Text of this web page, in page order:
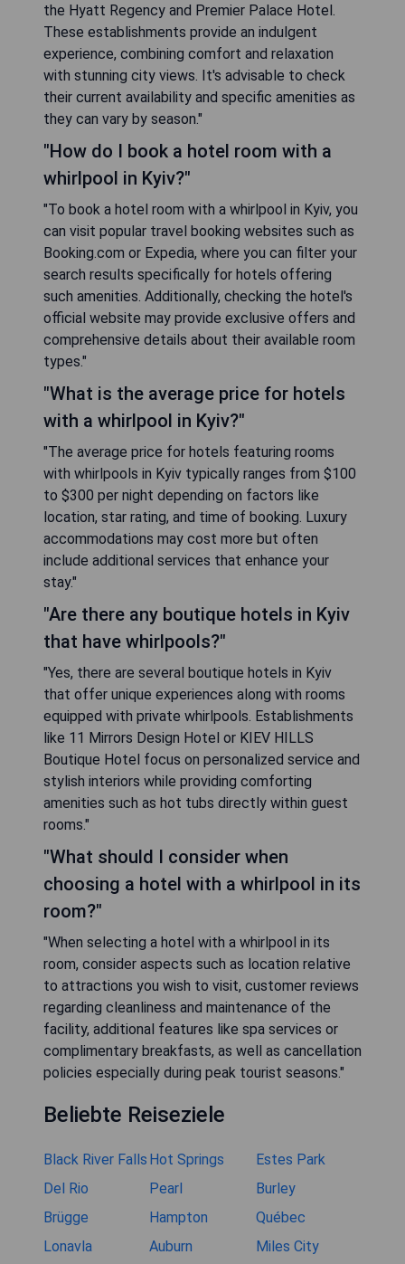
the Hyatt Regency and Premier Palace Hotel.
These establishments provide an indulgent
experience, combining comfort and relaxation
with stunning city views. It's advisable to check
their current availability and specific amenities as
they can vary by season."
"How do I book a hotel room with a
whirlpool in Kyiv?"
"To book a hotel room with a whirlpool in Kyiv, you
can visit popular travel booking websites such as
Booking.com or Expedia, where you can filter your
search results specifically for hotels offering
such amenities. Additionally, checking the hotel's
official website may provide exclusive offers and
comprehensive details about their available room
types."
"What is the average price for hotels
with a whirlpool in Kyiv?"
"The average price for hotels featuring rooms
with whirlpools in Kyiv typically ranges from $100
to $300 per night depending on factors like
location, star rating, and time of booking. Luxury
accommodations may cost more but often
include additional services that enhance your
stay."
"Are there any boutique hotels in Kyiv
that have whirlpools?"
"Yes, there are several boutique hotels in Kyiv
that offer unique experiences along with rooms
equipped with private whirlpools. Establishments
like 11 Mirrors Design Hotel or KIEV HILLS
Boutique Hotel focus on personalized service and
stylish interiors while providing comforting
amenities such as hot tubs directly within guest
rooms."
"What should I consider when
choosing a hotel with a whirlpool in its
room?"
"When selecting a hotel with a whirlpool in its
room, consider aspects such as location relative
to attractions you wish to visit, customer reviews
regarding cleanliness and maintenance of the
facility, additional features like spa services or
complimentary breakfasts, as well as cancellation
policies especially during peak tourist seasons."
Beliebte Reiseziele
Black River Falls Hot Springs
Estes Park
Del Rio
Pearl
Burley
Brügge
Hampton
Québec
Lonavla
Auburn Miles City